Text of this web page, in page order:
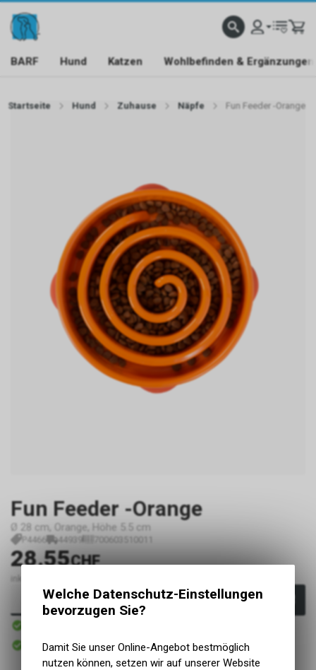
BARF Hund Katzen Wohlbefinden & Ergänzungen
Startseite Hund Zuhause Näpfe Fun Feeder -Orange
Fun Feeder -Orange
Ø 28 cm, Orange, Höhe 5.5 cm
P4466 44939 700603510011
28.55CHF
inkl. MwSt., zzgl. Versandkosten
In den Warenkorb
Sofort verfügbar
Abholung NaturNah GmbH
Welche Datenschutz-Einstellungen
bevorzugen Sie?
Damit Sie unser Online-Angebot bestmöglich
nutzen können, setzen wir auf unserer Website